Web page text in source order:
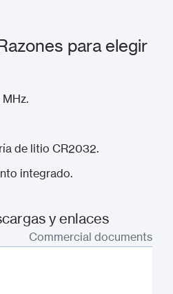
para elegir
de litio CR2032.
integrado.
y enlaces
Commercial documents